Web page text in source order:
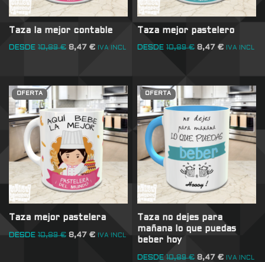
Taza la mejor contable
DESDE 10,89€ 8,47 € IVA INCL
Taza mejor pastelero
DESDE 10,89€ 8,47€ IVA INCL
OFERTA
Taza mejor pastelera
DESDE 10,89€ 8,47 € IVA INCL
OFERTA
Taza no dejes para
mañana lo que puedas
beber hoy
DESDE 10,89€ 8,47€ IVA INCL